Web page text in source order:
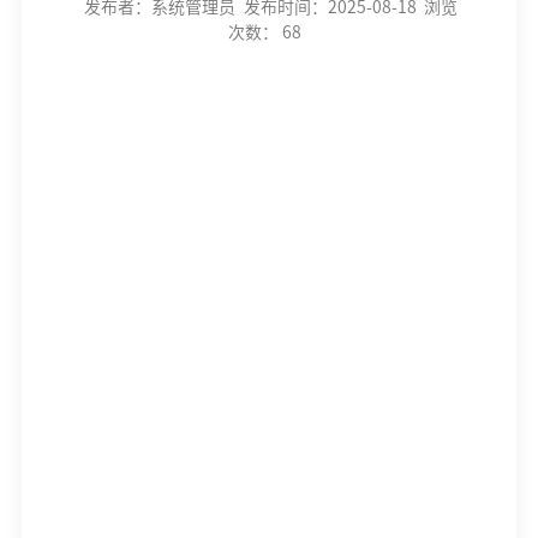
发布者：系统管理员 发布时间：2025-08-18 浏览
次数：
68